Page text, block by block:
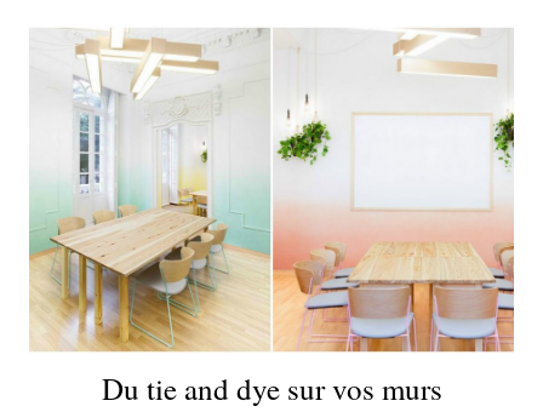
Du tie and dye sur vos murs